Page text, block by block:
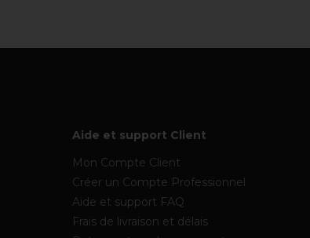
Aide et support Client
Mon Compte Client
Créer un Compte Professionnel
Aide et support FAQ
Frais de livraison et délais